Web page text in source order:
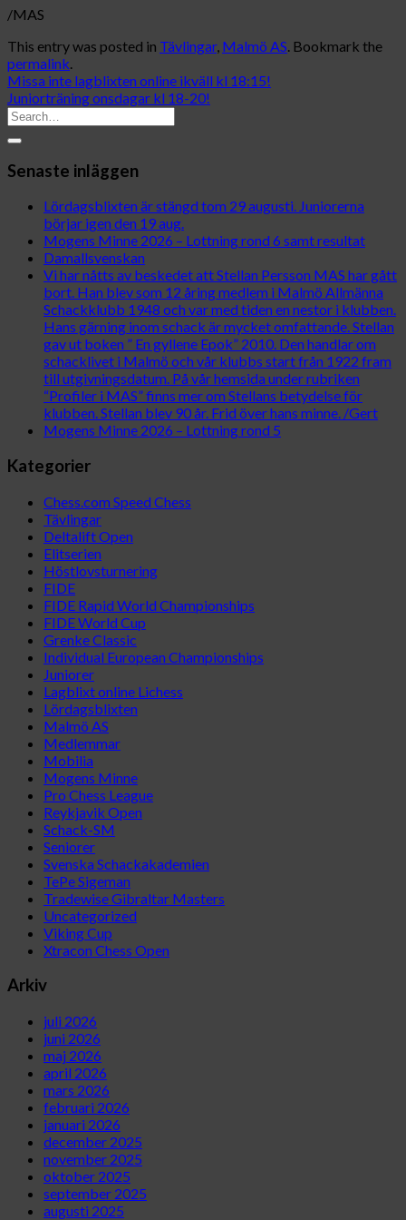
/MAS
This entry was posted in Tävlingar, Malmö AS. Bookmark the
permalink.
Missa inte lagblixten online ikväll kl 18:15!
Juniorträning onsdagar kl 18-20!
Senaste inläggen
Lördagsblixten är stängd tom 29 augusti. Juniorerna
börjar igen den 19 aug.
Mogens Minne 2026 – Lottning rond 6 samt resultat
Damallsvenskan
Vi har nåtts av beskedet att Stellan Persson MAS har gått
bort. Han blev som 12 åring medlem i Malmö Allmänna
Schackklubb 1948 och var med tiden en nestor i klubben.
Hans gärning inom schack är mycket omfattande. Stellan
gav ut boken ” En gyllene Epok” 2010. Den handlar om
schacklivet i Malmö och vår klubbs start från 1922 fram
till utgivningsdatum. På vår hemsida under rubriken
“Profiler i MAS” finns mer om Stellans betydelse för
klubben. Stellan blev 90 år. Frid över hans minne. /Gert
Mogens Minne 2026 – Lottning rond 5
Kategorier
Chess.com Speed Chess
Tävlingar
Deltalift Open
Elitserien
Höstlovsturnering
FIDE
FIDE Rapid World Championships
FIDE World Cup
Grenke Classic
Individual European Championships
Juniorer
Lagblixt online Lichess
Lördagsblixten
Malmö AS
Medlemmar
Mobilia
Mogens Minne
Pro Chess League
Reykjavik Open
Schack-SM
Seniorer
Svenska Schackakademien
TePe Sigeman
Tradewise Gibraltar Masters
Uncategorized
Viking Cup
Xtracon Chess Open
Arkiv
juli 2026
juni 2026
maj 2026
april 2026
mars 2026
februari 2026
januari 2026
december 2025
november 2025
oktober 2025
september 2025
augusti 2025